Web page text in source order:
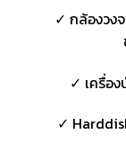
✓ กล้องวง
✓ เครื่อ
✓